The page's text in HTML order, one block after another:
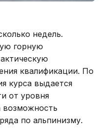
недель.
горную
квалификации. По
курса выдается
от уровня
возможность
по альпинизму.